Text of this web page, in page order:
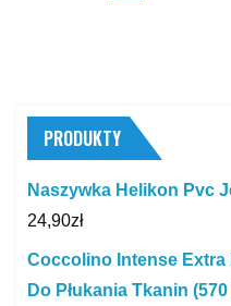
PRODUKTY
Naszywka Helikon Pvc
24,90zł
Coccolino Intense
Do Płukania Tkanin (570